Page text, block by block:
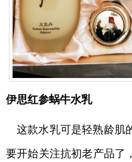
伊思红参蜗牛水乳
这款水乳可是轻熟龄肌
要开始关注抗初老产品了